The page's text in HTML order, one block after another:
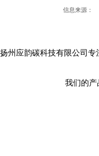
信息来源：
扬州应韵碳科技有限公司
我们的产